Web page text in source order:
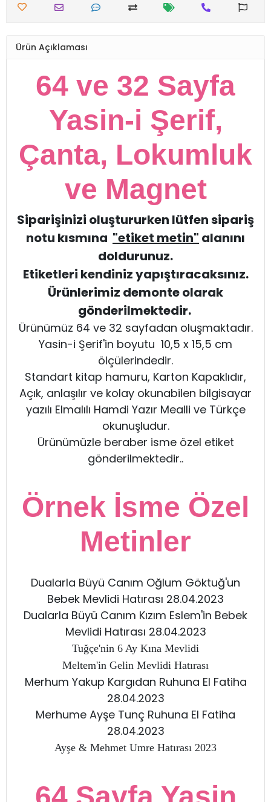
Ürün Açıklaması
64 ve 32 Sayfa
Yasin-i Şerif,
Çanta, Lokumluk
ve Magnet
Siparişinizi oluştururken lütfen sipariş
notu kısmına "etiket metin" alanını
doldurunuz.
Etiketleri kendiniz yapıştıracaksınız.
Ürünlerimiz demonte olarak
gönderilmektedir.
Ürünümüz 64 ve 32 sayfadan oluşmaktadır.
Yasin-i Şerif'in boyutu 10,5 x 15,5 cm
ölçülerindedir.
Standart kitap hamuru, Karton Kapaklıdır,
Açık, anlaşılır ve kolay okunabilen bilgisayar
yazılı Elmalılı Hamdi Yazır Mealli ve Türkçe
okunuşludur.
Ürünümüzle beraber isme özel etiket
gönderilmektedir..
Örnek İsme Özel
Metinler
Dualarla Büyü Canım Oğlum Göktuğ'un
Bebek Mevlidi Hatırası 28.04.2023
Dualarla Büyü Canım Kızım Eslem'in Bebek
Mevlidi Hatırası 28.04.2023
Tuğçe'nin 6 Ay Kına Mevlidi
Meltem'in Gelin Mevlidi Hatırası
Merhum Yakup Kargıdan Ruhuna El Fatiha
28.04.2023
Merhume Ayşe Tunç Ruhuna El Fatiha
28.04.2023
Ayşe & Mehmet Umre Hatırası 2023